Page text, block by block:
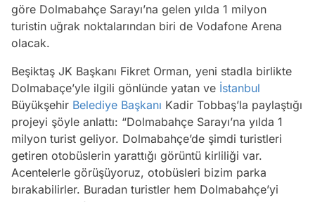
göre Dolmabahçe Sarayı’na gelen yılda 1 milyon
turistin uğrak noktalarından biri de Vodafone Arena
olacak.
Beşiktaş JK Başkanı Fikret Orman, yeni stadla birlikte
Dolmabaçe’yle ilgili gönlünde yatan ve İstanbul
Büyükşehir Belediye Başkanı Kadir Tobbaş’la paylaştığı
projeyi şöyle anlattı: “Dolmabahçe Sarayı’na yılda 1
milyon turist geliyor. Dolmabahçe’de şimdi turistleri
getiren otobüslerin yarattığı görüntü kirliliği var.
Acentelerle görüşüyoruz, otobüsleri bizim parka
bırakabilirler. Buradan turistler hem Dolmabahçe’yi